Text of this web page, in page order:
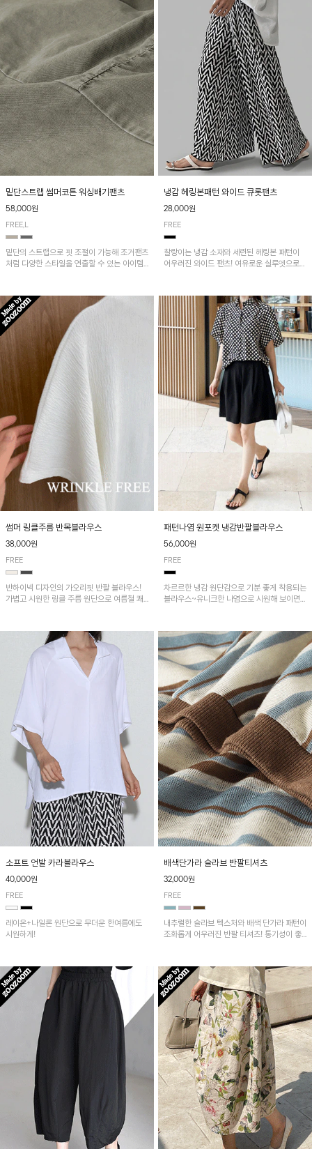
밑단스트랩 썸머코튼 워싱배기팬츠
58,000원
FREE,L
밑단의 스트랩으로 핏 조절이 가능해 조거팬츠
처럼 다양한 스타일을 연출할 수 있는 아이템!
냉감 헤링본패턴 와이드 큐롯팬츠
28,000원
FREE
찰랑이는 냉감 소재와 세련된 헤링본 패턴이
어우러진 와이드 팬츠! 여유로운 실루엣으로
다.
썸머 링클주름 반목블라우스
38,000원
FREE
반하이넥 디자인의 가오리핏 반팔 블라우스!
가볍고 시원한 링클 주름 원단으로 여름철 쾌
패턴나염 원포켓 냉감반팔블라우스
56,000원
FREE
차르르한 냉감 원단감으로 기분 좋게 착용되는
블라우스~유니크한 나염으로 시원해 보이면
소프트 언발 카라블라우스
40,000원
FREE
레이온+나일론 원단으로 무더운 한여름에도
시원하게!
배색단가라 슬라브 반팔티셔츠
32,000원
FREE
내추럴한 슬라브 텍스처와 배색 단가라 패턴이
조화롭게 어우러진 반팔 티셔츠! 통기성이 좋